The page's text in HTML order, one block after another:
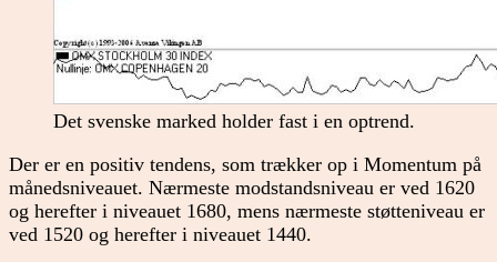
Det svenske marked holder fast i en optrend.
Der er en positiv tendens, som trækker op i Momentum på
månedsniveauet. Nærmeste modstandsniveau er ved 1620
og herefter i niveauet 1680, mens nærmeste støtteniveau er
ved 1520 og herefter i niveauet 1440.